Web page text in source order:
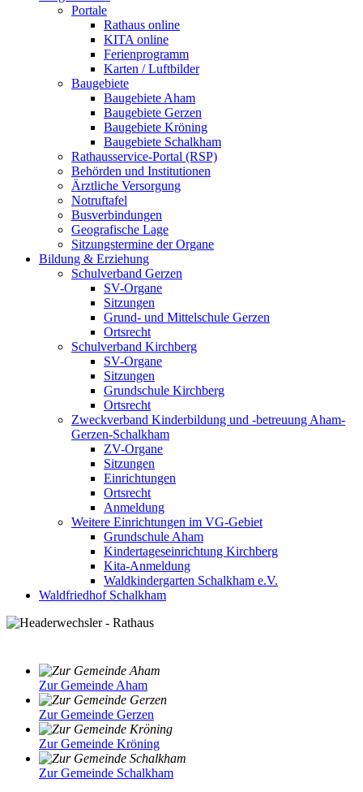
Portale
Rathaus online
KITA online
Ferienprogramm
Karten / Luftbilder
Baugebiete
Baugebiete Aham
Baugebiete Gerzen
Baugebiete Kröning
Baugebiete Schalkham
Rathausservice-Portal (RSP)
Behörden und Institutionen
Ärztliche Versorgung
Notruftafel
Busverbindungen
Geografische Lage
Sitzungstermine der Organe
Bildung & Erziehung
Schulverband Gerzen
SV-Organe
Sitzungen
Grund- und Mittelschule Gerzen
Ortsrecht
Schulverband Kirchberg
SV-Organe
Sitzungen
Grundschule Kirchberg
Ortsrecht
Zweckverband Kinderbildung und -betreuung Aham-
Gerzen-Schalkham
ZV-Organe
Sitzungen
Einrichtungen
Ortsrecht
Anmeldung
Weitere Einrichtungen im VG-Gebiet
Grundschule Aham
Kindertageseinrichtung Kirchberg
Kita-Anmeldung
Waldkindergarten Schalkham e.V.
Waldfriedhof Schalkham
Zur Gemeinde Aham
Zur Gemeinde Gerzen
Zur Gemeinde Kröning
Zur Gemeinde Schalkham